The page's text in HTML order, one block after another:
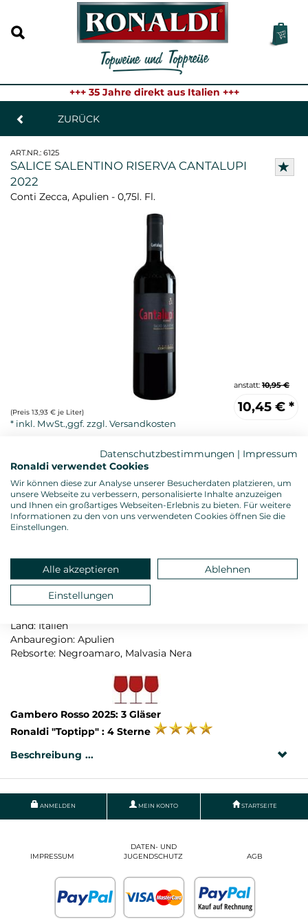
+++ 35 Jahre direkt aus Italien +++
ZURÜCK
ART.NR.: 6125
SALICE SALENTINO RISERVA CANTALUPI
2022
Conti Zecca, Apulien - 0,75l. Fl.
anstatt: 10,95 €
10,45 € *
(Preis 13,93 € je Liter)
Alkoholgehalt: 14,5 %vol.
Gesamtsäure: 5,00 g/l
Restzucker: 0,50 g/l
Allergenhinweis: enthält Sulfite
Land: Italien
Anbauregion: Apulien
Rebsorte: Negroamaro, Malvasia Nera
Gambero Rosso 2025: 3 Gläser
Ronaldi "Toptipp" : 4 Sterne
Beschreibung
ANMELDEN MEIN KONTO STARTSEITE
IMPRESSUM
DATEN- UND
JUGENDSCHUTZ
AGB
Datenschutzbestimmungen | Impressum
Ronaldi verwendet Cookies
Wir können diese zur Analyse unserer Besucherdaten platzieren, um
unsere Webseite zu verbessern, personalisierte Inhalte anzuzeigen
und Ihnen ein großartiges Webseiten-Erlebnis zu bieten. Für weitere
Informationen zu den von uns verwendeten Cookies öffnen Sie die
Einstellungen.
Alle akzeptieren Ablehnen
Einstellungen